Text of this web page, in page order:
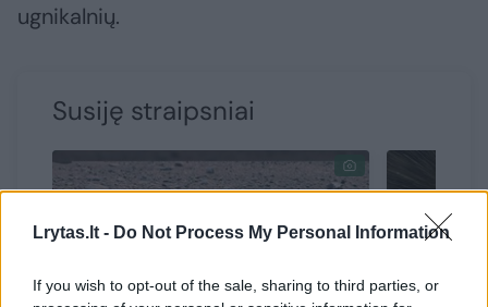
Lrytas.lt - Do Not Process My Personal Information
If you wish to opt-out of the sale, sharing to third parties, or
ugnikalnių.
Susiję straipsniai